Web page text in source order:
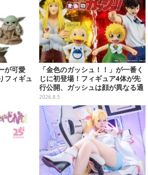
が可愛
フィギュ
「金色のガッシュ！！」が一番く
じに初登場！フィギュア4体が先
行公開、ガッシュは顔が異なる通
常/ザケルver.の2種
2026.8.5